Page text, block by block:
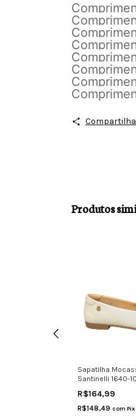
Produtos
Sapatilha
Santinelli 1640-
R$164,99
R$148,49 com Pix